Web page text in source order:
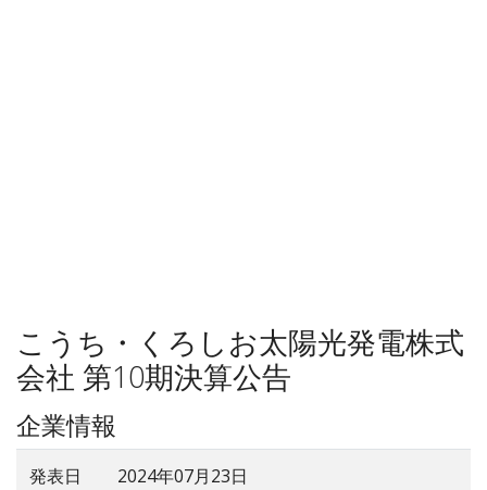
こうち・くろしお太陽光発電株式
会社 第10期決算公告
企業情報
発表日 2024年07月23日